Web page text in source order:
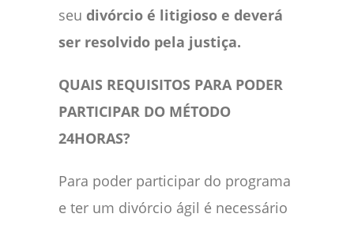
seu divórcio é litigioso e deverá
ser resolvido pela justiça.
QUAIS REQUISITOS PARA PODER
PARTICIPAR DO MÉTODO
24HORAS?
Para poder participar do programa
e ter um divórcio ágil é necessário